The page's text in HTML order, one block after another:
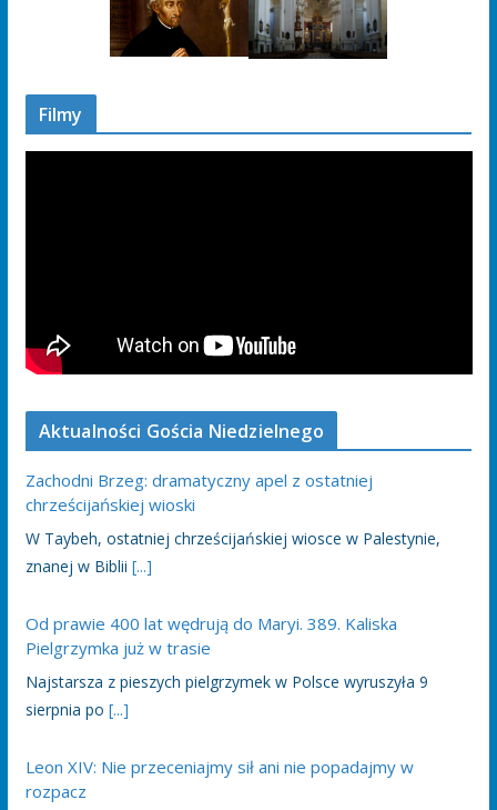
Filmy
Aktualności Gościa Niedzielnego
Zachodni Brzeg: dramatyczny apel z ostatniej
chrześcijańskiej wioski
W Taybeh, ostatniej chrześcijańskiej wiosce w Palestynie,
znanej w Biblii [...]
Od prawie 400 lat wędrują do Maryi. 389. Kaliska
Pielgrzymka już w trasie
Najstarsza z pieszych pielgrzymek w Polsce wyruszyła 9
sierpnia po [...]
Leon XIV: Nie przeceniajmy sił ani nie popadajmy w
rozpacz